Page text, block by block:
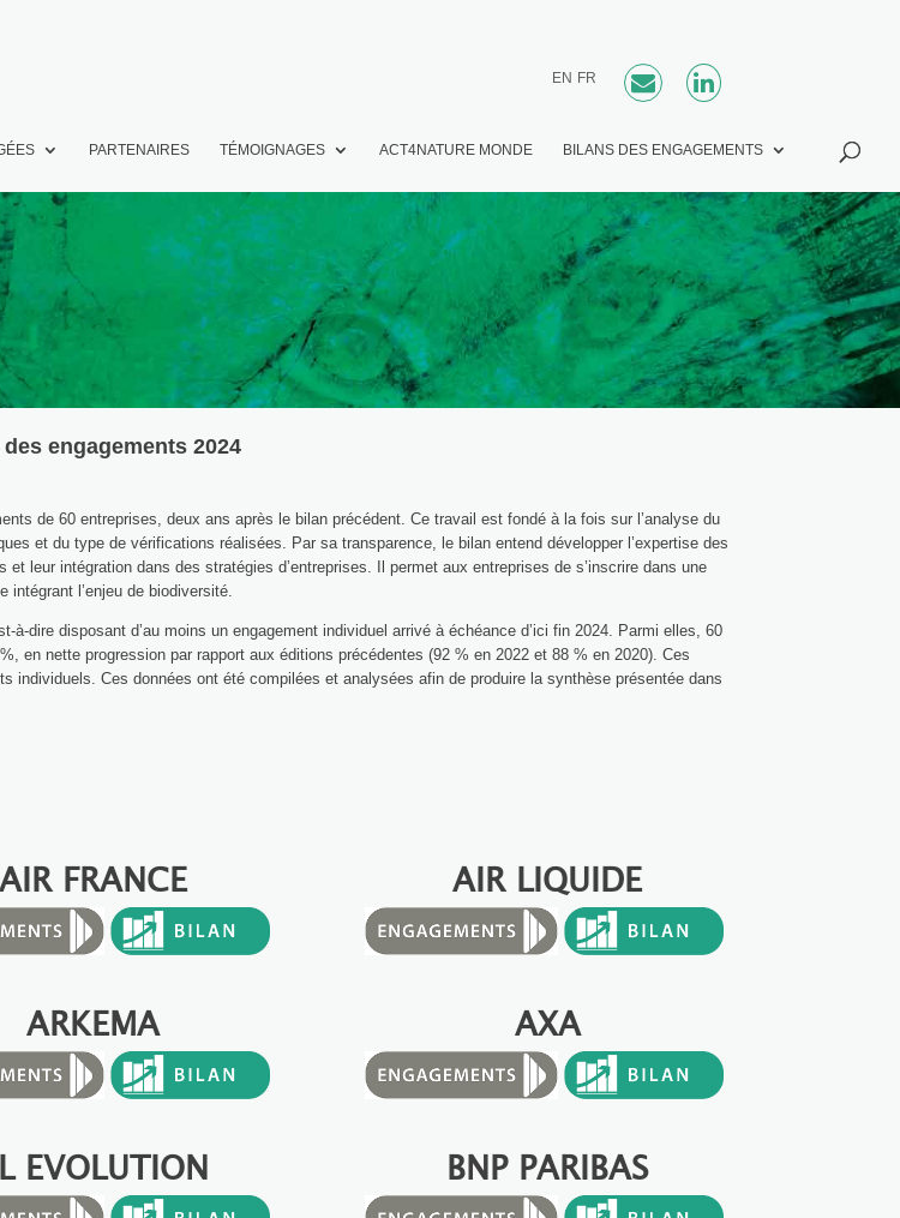
EN FR
PARTENAIRES TÉMOIGNAGES ACT4NATURE MONDE BILANS DES ENGAGEMENTS
engagements 2024
de 60 entreprises, deux ans après le bilan précédent. Ce travail est fondé à la fois sur l’analyse du
et du type de vérifications réalisées. Par sa transparence, le bilan entend développer l’expertise des
leur intégration dans des stratégies d’entreprises. Il permet aux entreprises de s’inscrire dans une
intégrant l’enjeu de biodiversité.
dire disposant d’au moins un engagement individuel arrivé à échéance d’ici fin 2024. Parmi elles, 60
en nette progression par rapport aux éditions précédentes (92 % en 2022 et 88 % en 2020). Ces
individuels. Ces données ont été compilées et analysées afin de produire la synthèse présentée dans
AIR FRANCE AIR LIQUIDE
ARKEMA AXA
EVOLUTION BNP PARIBAS